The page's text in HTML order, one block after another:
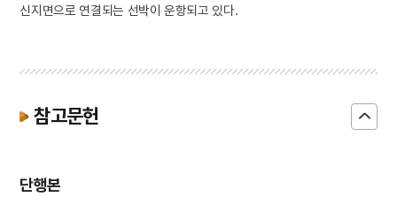
신지면으로 연결되는 선박이 운항되고 있다.
참고문헌
단행본